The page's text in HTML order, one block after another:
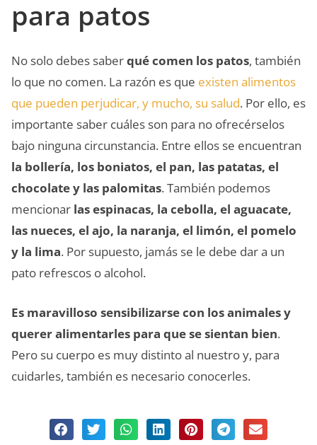
para patos
No solo debes saberqué comen los patos, también
lo que no comen. La razón es que existen alimentos
que pueden perjudicar, y mucho, su salud. Por ello, es
importante saber cuáles son para no ofrecérselos
bajo ninguna circunstancia. Entre ellos se encuentran
la bollería, los boniatos, el pan, las patatas, el
chocolate y las palomitas. También podemos
mencionar las espinacas, la cebolla, el aguacate,
las nueces, el ajo, la naranja, el limón, el pomelo
y la lima. Por supuesto, jamás se le debe dar a un
pato refrescos o alcohol.
Es maravilloso sensibilizarse con los animales y
querer alimentarles para que se sientan bien.
Pero su cuerpo es muy distinto al nuestro y, para
cuidarles, también es necesario conocerles.